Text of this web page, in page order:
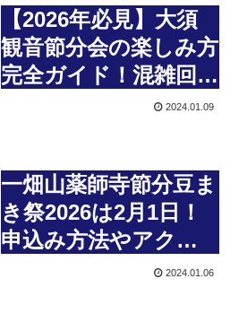
【2026年必見】大須
観音節分会の楽しみ方
完全ガイド！混雑回避
から絶品グルメまで
2024.01.09
一畑山薬師寺節分豆ま
き祭2026は2月1日！
申込み方法やアクセ
ス・駐車場・宿泊情報
2024.01.06